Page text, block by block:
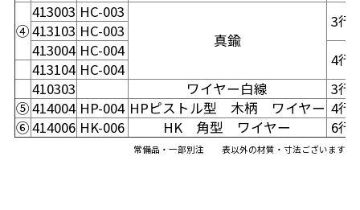
④
413003 HC-003
真鍮
3行
413103 HC-003
413004 HC-004 4行
413104 HC-004
410303
ワイヤー白線 3行
⑤414004 HP-004 HPピストル型 木柄 ワイヤー 4行
⑥414006 HK-006 HK 角型 ワイヤー 6行
常備品・一部別注 表以外の材質・寸法ございます